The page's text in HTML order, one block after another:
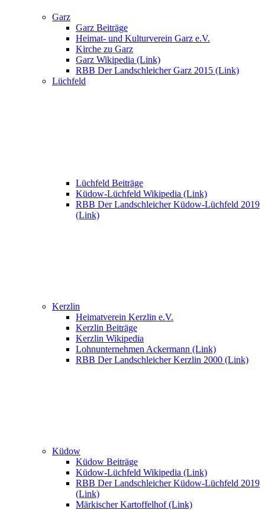
Garz
Garz Beiträge
Heimat- und Kulturverein Garz e.V.
Kirche zu Garz
Garz Wikipedia (Link)
RBB Der Landschleicher Garz 2015 (Link)
Lüchfeld
Lüchfeld Beiträge
Küdow-Lüchfeld Wikipedia (Link)
RBB Der Landschleicher Küdow-Lüchfeld 2019
(Link)
Kerzlin
Heimatverein Kerzlin e.V.
Kerzlin Beiträge
Kerzlin Wikipedia
Lohnunternehmen Ackermann (Link)
RBB Der Landschleicher Kerzlin 2000 (Link)
Küdow
Küdow Beiträge
Küdow-Lüchfeld Wikipedia (Link)
RBB Der Landschleicher Küdow-Lüchfeld 2019
(Link)
Märkischer Kartoffelhof (Link)